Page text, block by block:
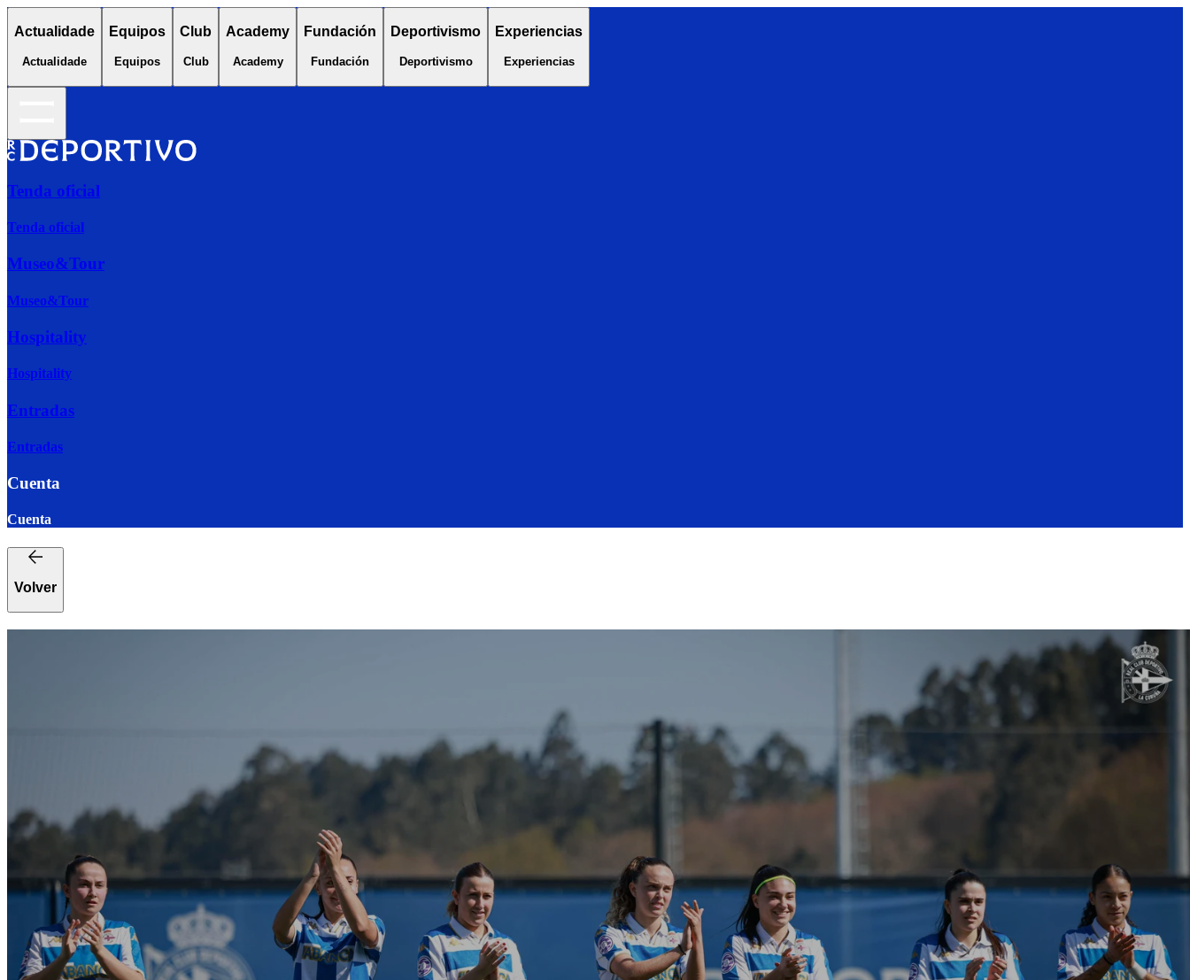
Actualidade
Actualidade
Equipos
Equipos
Club
Club
Academy
Academy
Fundación
Fundación
Deportivismo
Deportivismo
Experiencias
Experiencias
Tenda oficial
Tenda oficial
Museo&Tour
Museo&Tour
Hospitality
Hospitality
Entradas
Entradas
Cuenta
Cuenta
Volver